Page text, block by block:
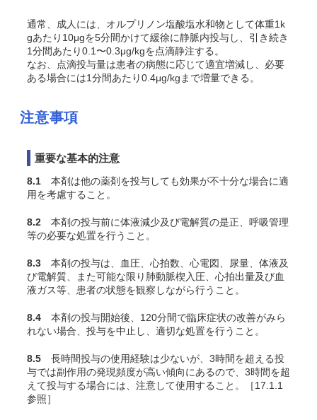
通常、成人には、オルプリノン塩酸塩水和物として体重1k
gあたり10μgを5分間かけて緩徐に静脈内投与し、引き続き
1分間あたり0.1〜0.3μg/kgを点滴静注する。
なお、点滴投与量は患者の病態に応じて適宜増減し、必要
ある場合には1分間あたり0.4μg/kgまで増量できる。
注意事項
重要な基本的注意
8.1 本剤は他の薬剤を投与しても効果が不十分な場合に適
用を考慮すること。
8.2 本剤の投与前に体液減少及び電解質の是正、呼吸管理
等の必要な処置を行うこと。
8.3 本剤の投与は、血圧、心拍数、心電図、尿量、体液及
び電解質、また可能な限り肺動脈楔入圧、心拍出量及び血
液ガス等、患者の状態を観察しながら行うこと。
8.4 本剤の投与開始後、120分間で臨床症状の改善がみら
れない場合、投与を中止し、適切な処置を行うこと。
8.5 長時間投与の使用経験は少ないが、3時間を超える投
与では副作用の発現頻度が高い傾向にあるので、3時間を超
えて投与する場合には、注意して使用すること。［17.1.1
参照］